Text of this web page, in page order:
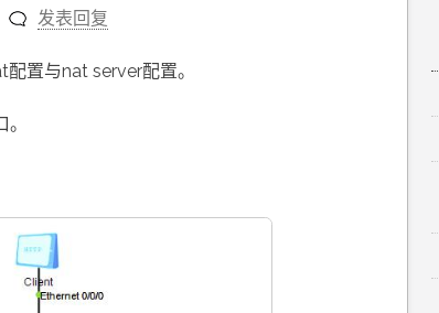
发表回复
置与nat server配置。